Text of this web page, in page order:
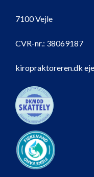
7100 Vejle
CVR-nr.: 38069187
kiropraktoreren.dk